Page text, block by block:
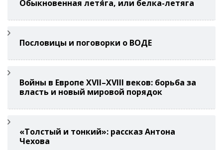
Обыкновенная летя́га, или белка-летяга
Пословицы и поговорки о ВОДЕ
Войны в Европе XVII–XVIII веков: борьба за
власть и новый мировой порядок
«Толстый и тонкий»: рассказ Антона
Чехова